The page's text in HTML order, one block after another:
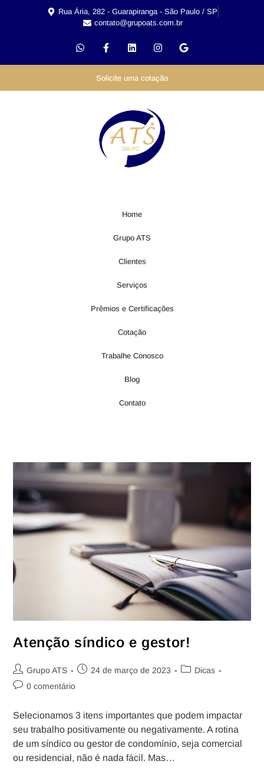
Rua Ária, 282 - Guarapiranga - São Paulo / SP
contato@grupoats.com.br
Solicite uma cotação
Home
Grupo ATS
Clientes
Serviços
Prêmios e Certificações
Cotação
Trabalhe Conosco
Blog
Contato
Atenção síndico e gestor!
Grupo ATS 24 de março de 2023
Dicas
0 comentário
Selecionamos 3 itens importantes que podem impactar
seu trabalho positivamente ou negativamente. A rotina
de um síndico ou gestor de condomínio, seja comercial
ou residencial, não é nada fácil. Mas…